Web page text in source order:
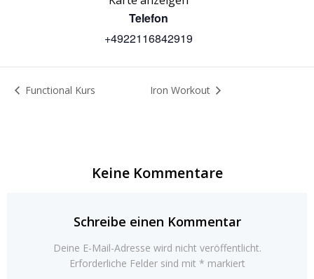
Telefon
+4922116842919
Functional Kurs Iron Workout
Keine Kommentare
Schreibe einen Kommentar
Deine E-Mail-Adresse wird nicht veröffentlicht.
Erforderliche Felder sind mit * markiert